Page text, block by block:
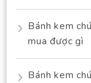
Bánh kem
mua được gì
Bánh kem